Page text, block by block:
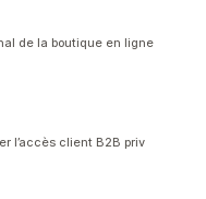
de la boutique en ligne
l’accès client B2B priv